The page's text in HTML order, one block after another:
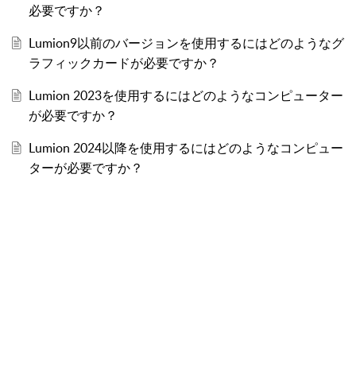
必要ですか？
Lumion9以前のバージョンを使用するにはどのようなグ
ラフィックカードが必要ですか？
Lumion 2023を使用するにはどのようなコンピューター
が必要ですか？
Lumion 2024以降を使用するにはどのようなコンピュー
ターが必要ですか？